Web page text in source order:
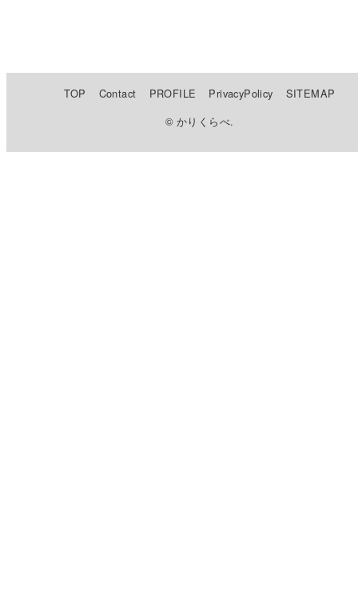
TOP Contact PROFILE PrivacyPolicy
SITEMAP
© かりくらべ.